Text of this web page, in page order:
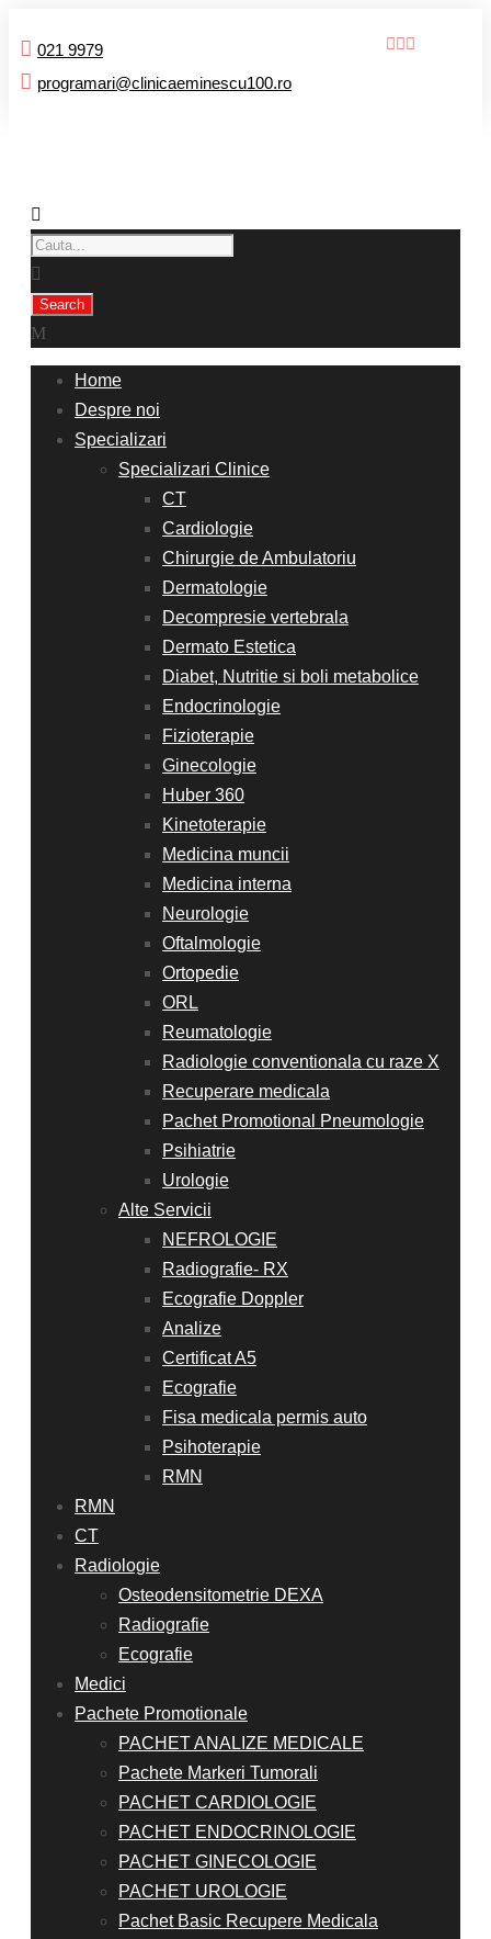
021 9979
programari@clinicaeminescu100.ro
Home
Despre noi
Specializari
Specializari Clinice
CT
Cardiologie
Chirurgie de Ambulatoriu
Dermatologie
Decompresie vertebrala
Dermato Estetica
Diabet, Nutritie si boli metabolice
Endocrinologie
Fizioterapie
Ginecologie
Huber 360
Kinetoterapie
Medicina muncii
Medicina interna
Neurologie
Oftalmologie
Ortopedie
ORL
Reumatologie
Radiologie conventionala cu raze X
Recuperare medicala
Pachet Promotional Pneumologie
Psihiatrie
Urologie
Alte Servicii
NEFROLOGIE
Radiografie- RX
Ecografie Doppler
Analize
Certificat A5
Ecografie
Fisa medicala permis auto
Psihoterapie
RMN
RMN
CT
Radiologie
Osteodensitometrie DEXA
Radiografie
Ecografie
Medici
Pachete Promotionale
PACHET ANALIZE MEDICALE
Pachete Markeri Tumorali
PACHET CARDIOLOGIE
PACHET ENDOCRINOLOGIE
PACHET GINECOLOGIE
PACHET UROLOGIE
Pachet Basic Recupere Medicala